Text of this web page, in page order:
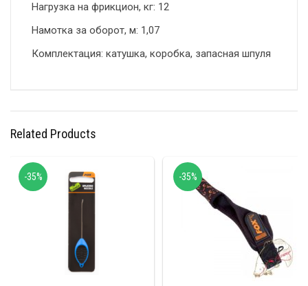
Нагрузка на фрикцион, кг: 12
Намотка за оборот, м: 1,07
Комплектация: катушка, коробка, запасная шпуля
Related Products
-35% -35%